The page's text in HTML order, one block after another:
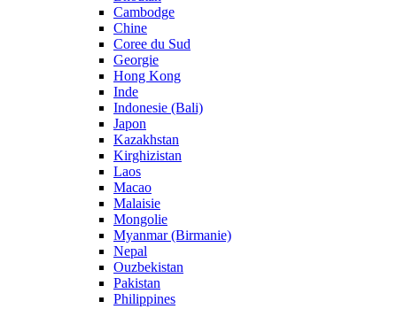
Cambodge
Chine
Coree du Sud
Georgie
Hong Kong
Inde
Indonesie (Bali)
Japon
Kazakhstan
Kirghizistan
Laos
Macao
Malaisie
Mongolie
Myanmar (Birmanie)
Nepal
Ouzbekistan
Pakistan
Philippines